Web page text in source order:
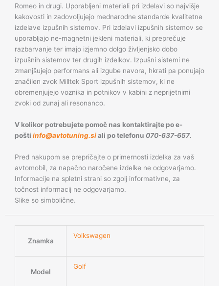
Romeo in drugi. Uporabljeni materiali pri izdelavi so najvišje
kakovosti in zadovoljujejo mednarodne standarde kvalitetne
izdelave izpušnih sistemov. Pri izdelavi izpušnih sistemov se
uporabljajo ne-magnetni jekleni materiali, ki preprečuje
razbarvanje ter imajo izjemno dolgo življenjsko dobo
izpušnih sistemov ter drugih izdelkov. Izpušni sistemi ne
zmanjšujejo performans ali izgube navora, hkrati pa ponujajo
značilen zvok Milltek Sport izpušnih sistemov, ki ne
obremenjujejo voznika in potnikov v kabini z neprijetnimi
zvoki od zunaj ali resonanco.
V kolikor potrebujete pomoč nas kontaktirajte po e-
pošti info@avtotuning.siali po telefonu 070-637-657.
Pred nakupom se prepričajte o primernosti izdelka za vaš
avtomobil, za napačno naročene izdelke ne odgovarjamo.
Informacije na spletni strani so zgolj informativne, za
točnost informacij ne odgovarjamo.
Slike so simbolične.
Znamka
Volkswagen
Model
Golf